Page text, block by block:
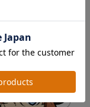
：3,520円(税込)